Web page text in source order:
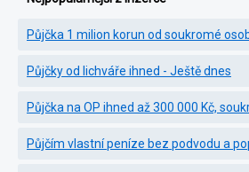
Půjčka 1 milion korun od soukromé
Půjčky od lichváře ihned - Ještě dnes
Půjčka na OP ihned až 300 000 Kč,
Půjčím vlastní peníze bez podvodu a